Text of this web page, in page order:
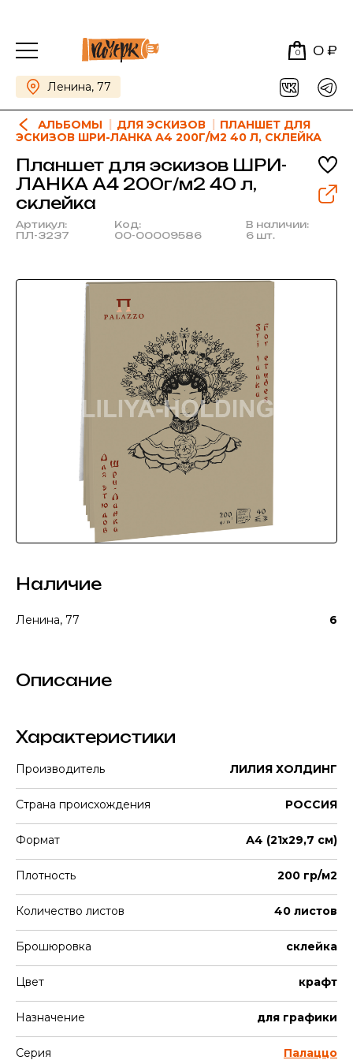
0 0 ₽
Ленина, 77
АЛЬБОМЫ ДЛЯ ЭСКИЗОВ
ПЛАНШЕТ ДЛЯ
ЭСКИЗОВ ШРИ-ЛАНКА А4 200Г/М2 40 Л, СКЛЕЙКА
Планшет для эскизов ШРИ-
ЛАНКА А4 200г/м2 40 л,
склейка
Артикул:
ПЛ-3237
Код:
00-00009586
В наличии:
6 шт.
Наличие
Ленина, 77 6
Описание
Характеристики
Производитель ЛИЛИЯ ХОЛДИНГ
Страна происхождения РОССИЯ
Формат А4 (21х29,7 см)
Плотность 200 гр/м2
Количество листов 40 листов
Брошюровка склейка
Цвет крафт
Назначение для графики
Серия Палаццо